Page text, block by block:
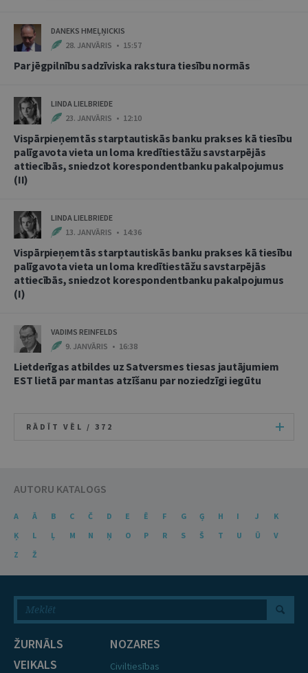
DANEKS HMEĻŅICKIS
28. JANVĀRIS • 15:57
Par jēgpilnību sadzīviska rakstura tiesību normās
LINDA LIELBRIEDE
23. JANVĀRIS • 12:10
Vispārpieņemtās starptautiskās banku prakses kā tiesību
palīgavota vieta un loma kredītiestāžu savstarpējās
attiecībās, sniedzot korespondentbanku pakalpojumus
(II)
LINDA LIELBRIEDE
13. JANVĀRIS • 14:36
Vispārpieņemtās starptautiskās banku prakses kā tiesību
palīgavota vieta un loma kredītiestāžu savstarpējās
attiecībās, sniedzot korespondentbanku pakalpojumus
(I)
VADIMS REINFELDS
9. JANVĀRIS • 16:38
Lietderīgas atbildes uz Satversmes tiesas jautājumiem
EST lietā par mantas atzīšanu par noziedzīgi iegūtu
RĀDĪT VĒL / 372
AUTORU KATALOGS
A Ā B C Č D E Ē F G Ģ H I J
K
Ķ
L Ļ M N Ņ O P R S Š T U Ū
V
Z
Ž
ŽURNĀLS
VEIKALS
NOZARES
Civiltiesības